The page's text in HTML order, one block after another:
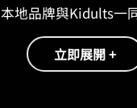
本地品牌與Kidults一
立即展開 +